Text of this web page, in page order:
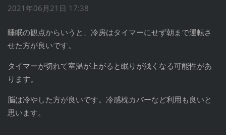
2021年06月21日 17:38
睡眠の観点からいうと、冷房はタイマーにせず朝まで運転さ
せた方が良いです。
タイマーが切れて室温が上がると眠りが浅くなる可能性があ
ります。
脳は冷やした方が良いです。冷感枕カバーなど利用も良いと
思います。